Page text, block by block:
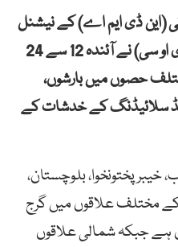
(این ڈی ایم اے) کے نیشنل
ایمرجنسیز آپریشن سینٹر (این ای او سی) نے آئندہ 12 سے 24
حصوں میں بارشوں،
سلائیڈنگ کے خدشات کے
پختونخوا، بلوچستان،
مختلف علاقوں میں گرج
جبکہ شمالی علاقوں